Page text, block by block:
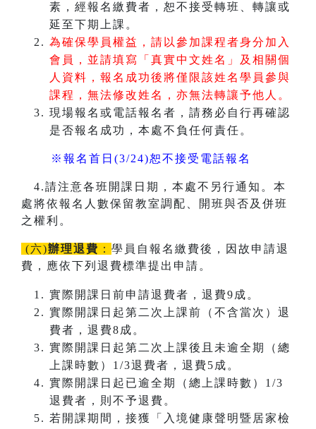
素，經報名繳費者，恕不接受轉班、轉讓或
延至下期上課。
為確保學員權益，請以參加課程者身分加入
會員，並請填寫「真實中文姓名」及相關個
人資料，報名成功後將僅限該姓名學員參與
課程，無法修改姓名，亦無法轉讓予他人。
現場報名或電話報名者，請務必自行再確認
是否報名成功，本處不負任何責任。
※報名首日(3/24)恕不接受電話報名
4.請注意各班開課日期，本處不另行通知。本
處將依報名人數保留教室調配、開班與否及併班
之權利。
(六)辦理退費 ： 學員自報名繳費後，因故申請退
費，應依下列退費標準提出申請。
實際開課日前申請退費者，退費9成。
實際開課日起第二次上課前（不含當次）退
費者，退費8成。
實際開課日起第二次上課後且未逾全期（總
上課時數）1/3退費者，退費5成。
實際開課日起已逾全期（總上課時數）1/3
退費者，則不予退費。
若開課期間，接獲「入境健康聲明暨居家檢